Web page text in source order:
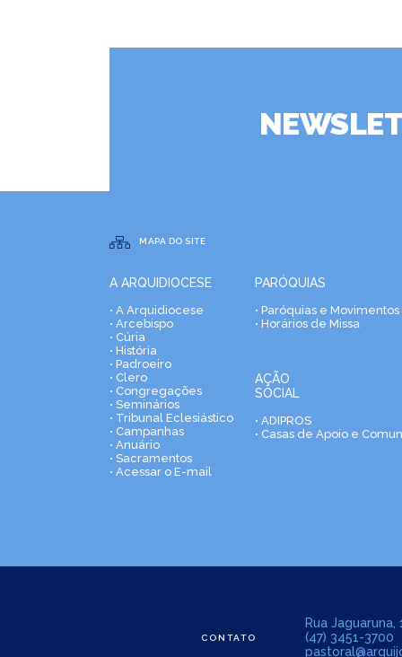
MAPA DO SITE
A ARQUIDIOCESE
• A Arquidiocese
• Arcebispo
• Cúria
• História
• Padroeiro
• Clero
• Congregações
• Seminários
• Tribunal Eclesiástico
• Campanhas
• Anuário
• Sacramentos
• Acessar o E-mail
PARÓQUIAS
• Paróquias e Movimentos
• Horários de Missa
AÇÃO
SOCIAL
• ADIPROS
• Casas de Apoio e
CONTATO
Rua
(47) 3451-3700